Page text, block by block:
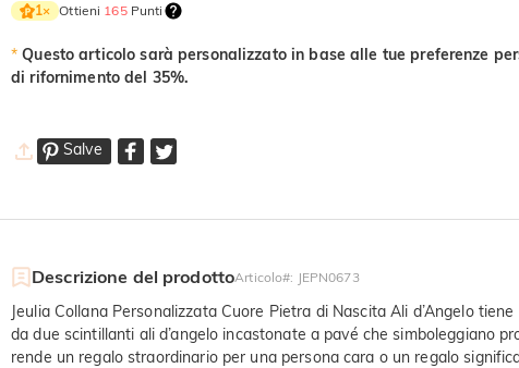
1× Ottieni 165Punti
* Questo articolo sarà personalizzato in base alle tue preferenze
di rifornimento del 35%.
Salve
Descrizione del prodottoArticolo#: JEPN0673
Jeulia Collana Personalizzata Cuore Pietra di Nascita Ali d’Angelo
da due scintillanti ali d’angelo incastonate a pavé che simboleggiano
rende un regalo straordinario per una persona cara o un regalo